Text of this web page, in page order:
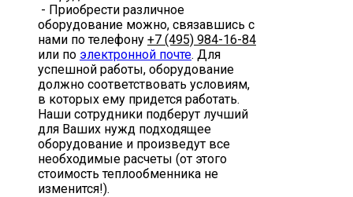
- Приобрести различное
оборудование можно, связавшись с
нами по телефону +7 (495) 984-16-84
или по электронной почте. Для
успешной работы, оборудование
должно соответствовать условиям,
в которых ему придется работать.
Наши сотрудники подберут лучший
для Ваших нужд подходящее
оборудование и произведут все
необходимые расчеты (от этого
стоимость теплообменника не
изменится!).